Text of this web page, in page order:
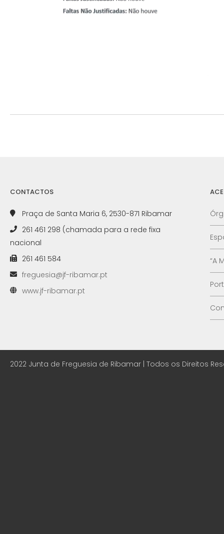
CONTACTOS
Praça de Santa Maria 6, 2530-871 Ribamar
261 461 298 (chamada para a rede fixa
nacional
261 461 584
freguesia@jf-ribamar.pt
www.jf-ribamar.pt
“A
2022 Junta de Freguesia de Ribamar | Todos os Direitos